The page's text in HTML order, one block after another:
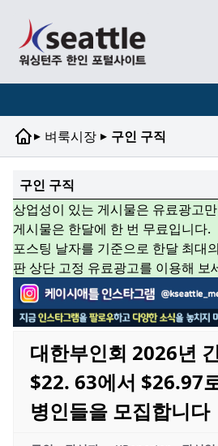
▸ 벼룩시장 ▸ 구인 구직
구인 구직
상업성이 있는 게시물은 유료광고
게시물은 한달에 한 번 무료입니다.
포스팅 날자를 기준으로 한달 최대
판 상단 고정 유료광고를 이용해 보
대한부인회 2026년
$22. 63에서 $26.97
병인들을 모집합니다